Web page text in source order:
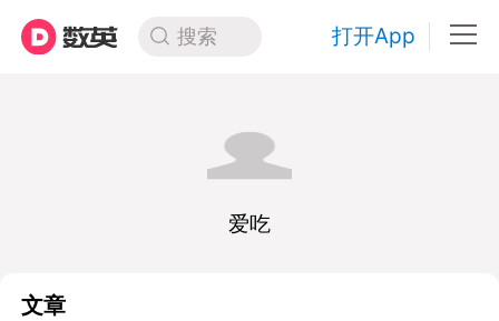
搜索 打开App
爱吃
文章